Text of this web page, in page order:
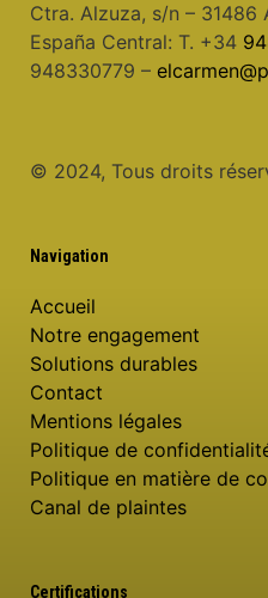
Ctra. Alzuza, s/n – 31486
España Central: T. +34
948330779 –
© 2024, Tous droits
Navigation
Accueil
Notre engagement
Solutions durables
Contact
Mentions légales
Politique de
Politique en matière de
Canal de plaintes
Certifications